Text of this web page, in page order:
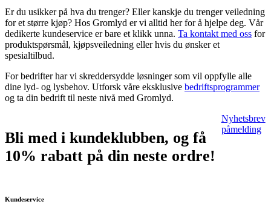
Er du usikker på hva du trenger? Eller kanskje du trenger veiledning
for et større kjøp? Hos Gromlyd er vi alltid her for å hjelpe deg. Vår
dedikerte kundeservice er bare et klikk unna. Ta kontakt med oss for
produktspørsmål, kjøpsveiledning eller hvis du ønsker et
spesialtilbud.
For bedrifter har vi skreddersydde løsninger som vil oppfylle alle
dine lyd- og lysbehov. Utforsk våre eksklusive bedriftsprogrammer
og ta din bedrift til neste nivå med Gromlyd.
Bli med i kundeklubben, og få
10% rabatt på din neste ordre!
Nyhetsbrev
påmelding
Kundeservice